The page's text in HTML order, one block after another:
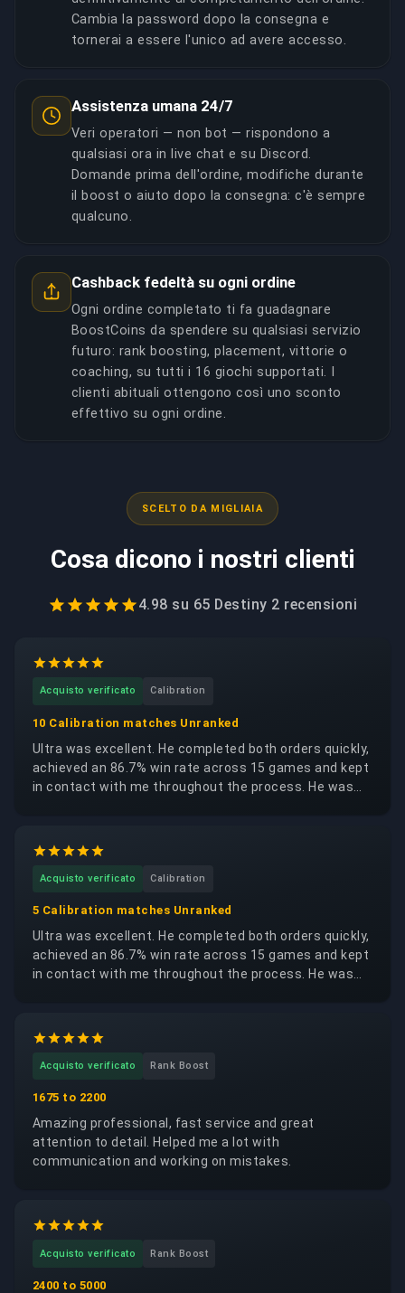
Cambia la password dopo la consegna e
tornerai a essere l'unico ad avere accesso.
Assistenza umana 24/7
Veri operatori — non bot — rispondono a
qualsiasi ora in live chat e su Discord.
Domande prima dell'ordine, modifiche durante
il boost o aiuto dopo la consegna: c'è sempre
qualcuno.
Cashback fedeltà su ogni ordine
Ogni ordine completato ti fa guadagnare
BoostCoins da spendere su qualsiasi servizio
futuro: rank boosting, placement, vittorie o
coaching, su tutti i 16 giochi supportati. I
clienti abituali ottengono così uno sconto
effettivo su ogni ordine.
SCELTO DA MIGLIAIA
Cosa dicono i nostri clienti
4.98 su 65 Destiny 2 recensioni
Acquisto verificato Calibration
10 Calibration matches Unranked
Ultra was excellent. He completed both orders quickly,
achieved an 86.7% win rate across 15 games and kept
in contact with me throughout the process. He was
Acquisto verificato Calibration
5 Calibration matches Unranked
Ultra was excellent. He completed both orders quickly,
achieved an 86.7% win rate across 15 games and kept
in contact with me throughout the process. He was
Acquisto verificato Rank Boost
1675 to 2200
Amazing professional, fast service and great
attention to detail. Helped me a lot with
communication and working on mistakes.
Acquisto verificato Rank Boost
2400 to 5000